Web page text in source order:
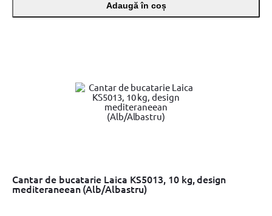
Adaugă în coș
Cantar de bucatarie Laica KS5013, 10 kg, design
mediteraneean (Alb/Albastru)